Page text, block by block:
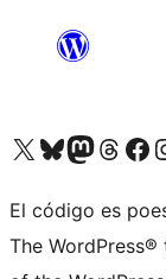
Visita nuestra cuenta de X (anteriormente Twitter)
Visita nuestra cuenta de Bluesky
Visita nuestra cuenta
Visita nuestra
Visita
El código es
The